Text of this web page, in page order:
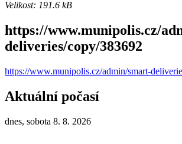
Velikost: 191.6 kB
https://www.munipolis.cz/
deliveries/copy/383692
https://www.munipolis.cz/admin/smart-
Aktuální počasí
dnes, sobota 8. 8. 2026